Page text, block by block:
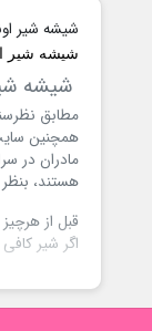
شیشه شیر
شیشه شیر
شیشه
مطابق
مادران در
هستند،
قبل از
اگر شیر
استفاده